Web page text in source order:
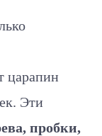
царапин
Эти
пробки,